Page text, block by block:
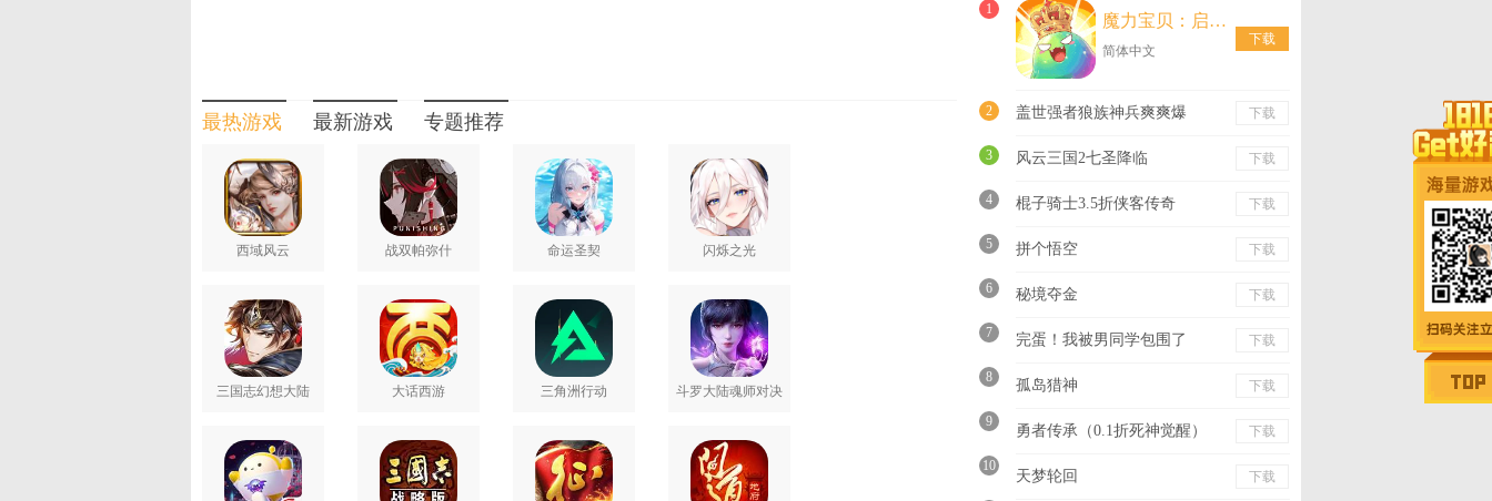
最热游戏 最新游戏 专题推荐
西域风云 战双帕弥什 命运圣契 闪烁之光
三国志幻想大陆 大话西游 三角洲行动 斗罗大陆魂师对决
1
魔力宝贝：启程0.1折
简体中文
下载
2 盖世强者狼族神兵爽爽爆 下载
3 风云三国2七圣降临 下载
4 棍子骑士3.5折侠客传奇 下载
5 拼个悟空 下载
6 秘境夺金 下载
7 完蛋！我被男同学包围了 下载
8 孤岛猎神 下载
9
勇者传承（0.1折死神觉醒） 下载
10
天梦轮回 下载